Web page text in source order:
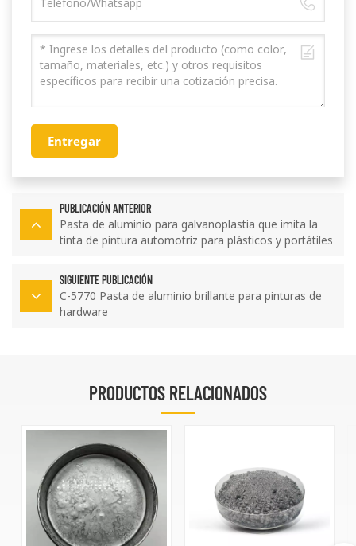
Entregar
PUBLICACIÓN ANTERIOR
Pasta de aluminio para galvanoplastia que imita la
tinta de pintura automotriz para plásticos y portátiles
SIGUIENTE PUBLICACIÓN
C-5770 Pasta de aluminio brillante para pinturas de
hardware
PRODUCTOS RELACIONADOS